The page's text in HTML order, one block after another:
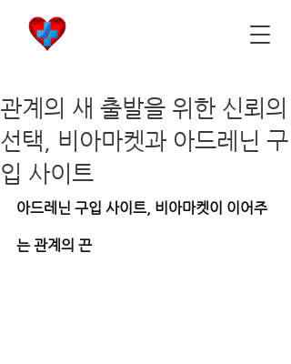
관계의 새 출발을 위한 신뢰의
선택, 비아마켓과 아드레닌 구
입 사이트
아드레닌 구입 사이트, 비아마켓이 이어주
는 관계의 끈